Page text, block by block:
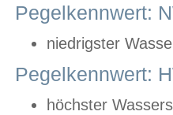
Pegelkennwert:
niedrigster
Pegelkennwert:
höchster